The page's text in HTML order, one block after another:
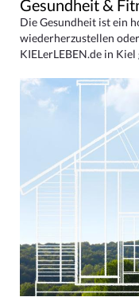
Gesundheit &
Die Gesundheit ist ein
wiederherzustellen
KIELerLEBEN.de in